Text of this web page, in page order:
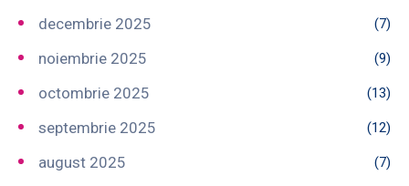
decembrie 2025 (7)
noiembrie 2025 (9)
octombrie 2025 (13)
septembrie 2025 (12)
august 2025 (7)